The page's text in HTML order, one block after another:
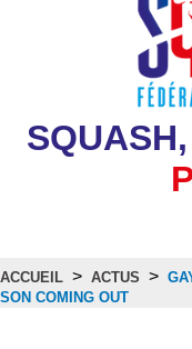
SQUASH,
ACCUEIL > ACTUS >
SON COMING OUT